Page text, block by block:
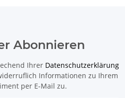
Abonnieren
Ihrer Datenschutzerklärung
Informationen zu Ihrem
per E-Mail zu.